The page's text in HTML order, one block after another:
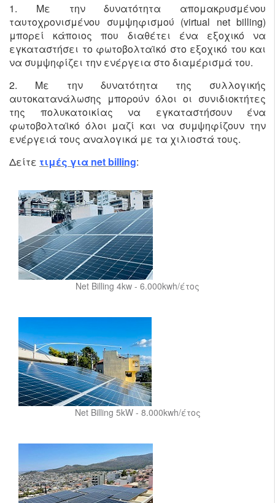
1. Με την δυνατότητα απομακρυσμένου
ταυτοχρονισμένου συμψηφισμού (virtual net billing)
μπορεί κάποιος που διαθέτει ένα εξοχικό να
εγκαταστήσει το φωτοβολταϊκό στο εξοχικό του και
να συμψηφίζει την ενέργεια στο διαμέρισμά του.
2. Με την δυνατότητα της συλλογικής
αυτοκατανάλωσης μπορούν όλοι οι συνιδιοκτήτες
της πολυκατοικίας να εγκαταστήσουν ένα
φωτοβολταϊκό όλοι μαζί και να συμψηφίζουν την
ενέργειά τους αναλογικά με τα χιλιοστά τους.
Δείτε τιμές για net billing:
Net Billing 4kw - 6.000kwh/έτος
Net Billing 5kW - 8.000kwh/έτος